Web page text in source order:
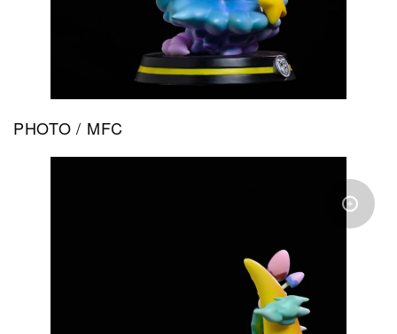
PHOTO / MFC